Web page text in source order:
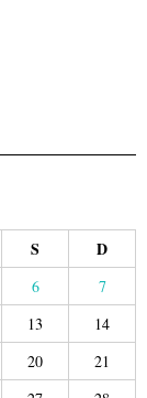
S D
6
7
13
14
20
21